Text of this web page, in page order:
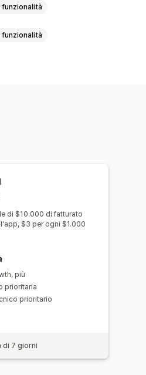
di $10.000 di fatturato
$3 per ogni $1.000
più
prioritaria
prioritario
di 7 giorni